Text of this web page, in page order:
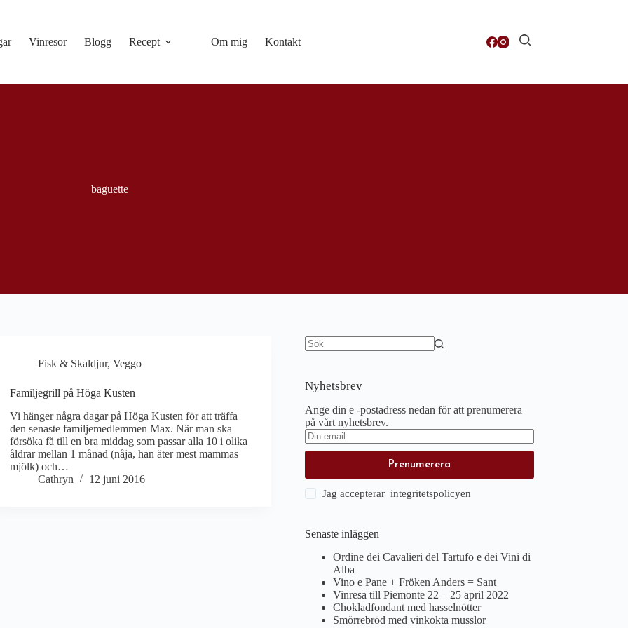
Vinresor Blogg Recept Om mig Kontakt
baguette
Fisk & Skaldjur,Veggo
Familjegrill på Höga Kusten
Vi hänger några dagar på Höga Kusten för att träffa
den senaste familjemedlemmen Max. När man ska
försöka få till en bra middag som passar alla 10 i olika
åldrar mellan 1 månad (nåja, han äter mest mammas
mjölk) och…
Cathryn
12 juni 2016
Nyhetsbrev
Ange din e -postadress nedan för att prenumerera
på vårt nyhetsbrev.
Prenumerera
Jag accepterar integritetspolicyen
Senaste inläggen
Ordine dei Cavalieri del Tartufo e dei Vini di
Alba
Vino e Pane + Fröken Anders = Sant
Vinresa till Piemonte 22 – 25 april 2022
Chokladfondant med hasselnötter
Smörrebröd med vinkokta musslor